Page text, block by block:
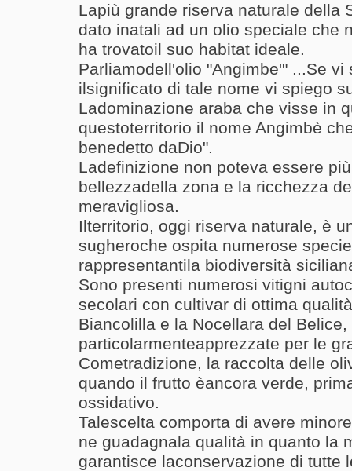
Lapiù grande riserva naturale della
dato inatali ad un olio speciale che
ha trovatoil suo habitat ideale.
Parliamodell'olio "Angimbe'" ...Se vi
ilsignificato di tale nome vi spiego
Ladominazione araba che visse in
questoterritorio il nome Angimbè
benedetto daDio".
Ladefinizione non poteva essere
bellezzadella zona e la ricchezza
meravigliosa.
Ilterritorio, oggi riserva naturale, è
sugheroche ospita numerose
rappresentantila biodiversità
Sono presenti numerosi vitigni
secolari con cultivar di ottima
Biancolilla e la Nocellara del Belice,
particolarmenteapprezzate per le
Cometradizione, la raccolta delle
quando il frutto èancora verde,
ossidativo.
Talescelta comporta di avere
ne guadagnala qualità in quanto la
garantisce laconservazione di tutte